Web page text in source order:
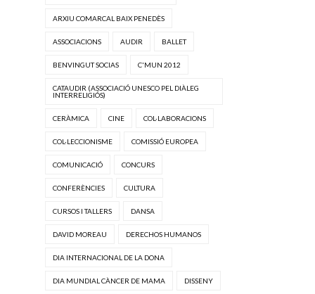
ARXIU COMARCAL BAIX PENEDÈS
ASSOCIACIONS AUDIR BALLET
BENVINGUT SOCIAS C'MUN 2012
CATAUDIR (ASSOCIACIÓ UNESCO PEL DIÀLEG
INTERRELIGIÓS)
CERÀMICA CINE COL·LABORACIONS
COL·LECCIONISME COMISSIÓ EUROPEA
COMUNICACIÓ CONCURS
CONFERÈNCIES CULTURA
CURSOS I TALLERS DANSA
DAVID MOREAU DERECHOS HUMANOS
DIA INTERNACIONAL DE LA DONA
DIA MUNDIAL CÀNCER DE MAMA DISSENY